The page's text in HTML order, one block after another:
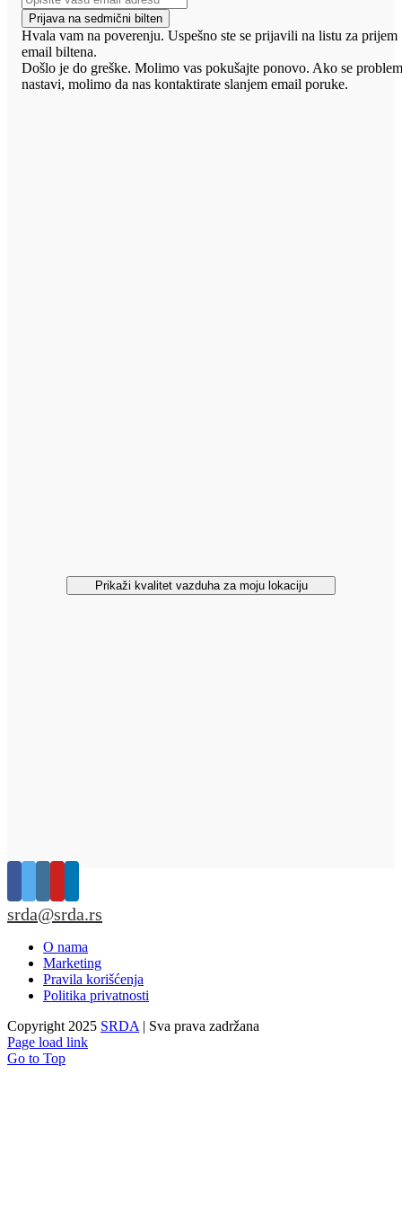
Prijava na sedmični bilten
Hvala vam na poverenju. Uspešno ste se prijavili na listu za prijem
email biltena.
Došlo je do greške. Molimo vas pokušajte ponovo. Ako se
nastavi, molimo da nas kontaktirate slanjem email poruke.
Prikaži kvalitet vazduha za moju lokaciju
srda@srda.rs
O nama
Marketing
Pravila korišćenja
Politika privatnosti
Copyright 2025 SRDA | Sva prava zadržana
Page load link
Go to Top